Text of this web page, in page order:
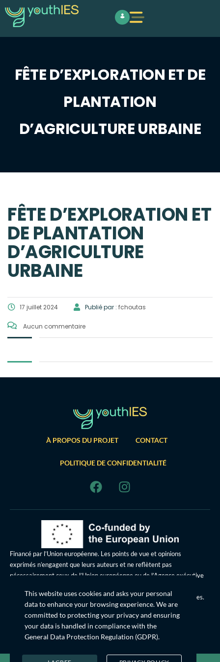
FÊTE D’EXPLORATION ET DE
PLANTATION
D’AGRICULTURE URBAINE
FÊTE D’EXPLORATION ET
DE PLANTATION
D’AGRICULTURE
URBAINE
17 juillet 2024 Publié par : fchoutas
Aucun commentaire
À PROPOS DU PROJET CONTACT
POLITIQUE DE CONFIDENTIALITÉ
Financé par l’Union européenne. Les points de vue et opinions
exprimés n’engagent que leurs auteurs et ne reflètent pas
nécessairement ceux de l’Union européenne ou de l’Agence exécutive
européenne ni l’EACEA ne peuvent en être tenues pour responsables.
Cette œuvre © 2024 est placée sous licence
Creative Commons Attribution-ShareAlike 4.0 International
This website uses cookies and asks your personal
data to enhance your browsing experience. We are
committed to protecting your privacy and ensuring
your data is handled in compliance with the
General Data Protection Regulation (GDPR).